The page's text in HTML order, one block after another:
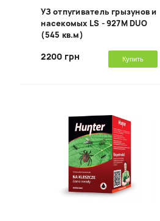
УЗ отпугиватель грызунов и
насекомых LS - 927M DUO
(545 кв.м)
2200 грн Купить